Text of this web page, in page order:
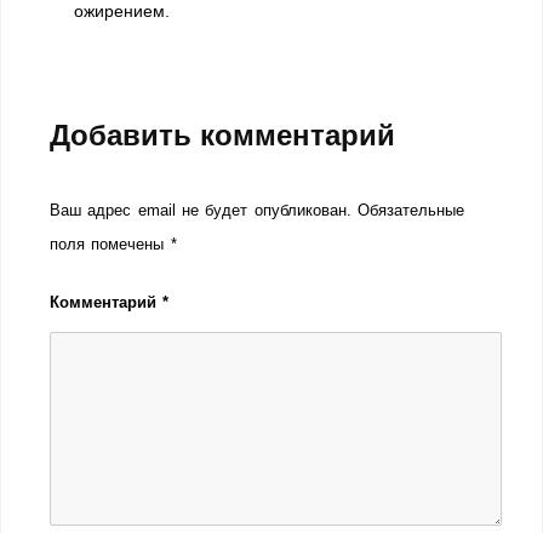
ожирением.
Добавить комментарий
Ваш адрес email не будет опубликован. Обязательные
поля помечены *
Комментарий*